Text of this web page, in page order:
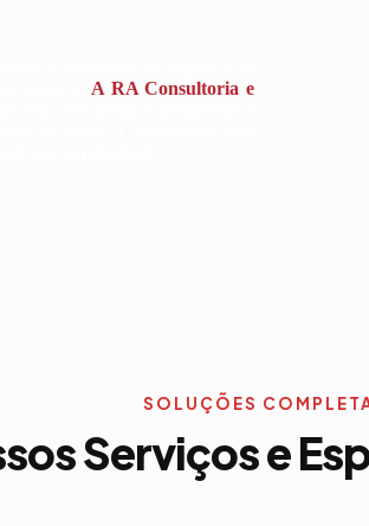
A RA Consultoria e
SOLUÇÕES
Serviços e